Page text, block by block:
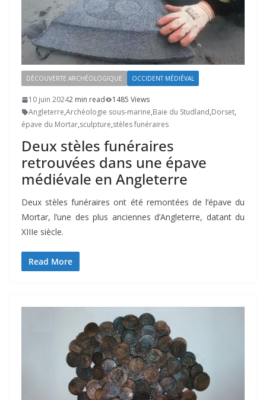
DÉCOUVERTE ARCHÉOLOGIQUE OCCIDENT MÉDIÉVAL
10 juin 20242 min read
1485 Views
Angleterre,Archéologie sous-marine,Baie du Studland,Dorset,
épave du Mortar,sculpture,stèles funéraires
Deux stèles funéraires
retrouvées dans une épave
médiévale en Angleterre
Deux stèles funéraires ont été remontées de l’épave du
Mortar, l’une des plus anciennes d’Angleterre, datant du
XIIIe siècle.
Read More